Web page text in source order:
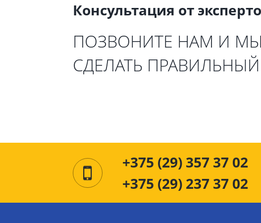
Консультация от
ПОЗВОНИТЕ НАМ И
СДЕЛАТЬ
+375 (29) 357 37 02
+375 (29) 237 37 02